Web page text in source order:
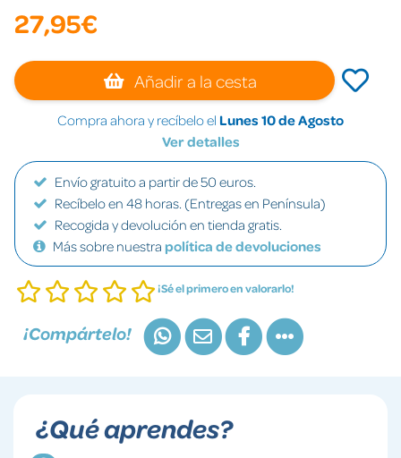
27,95€
Añadir a la cesta
Compra ahora y recíbelo el Lunes 10 de Agosto
Ver detalles
Envío gratuito a partir de 50 euros.
Recíbelo en 48 horas. (Entregas en Península)
Recogida y devolución en tienda gratis.
Más sobre nuestra política de devoluciones
¡Sé el primero en valorarlo!
¡Compártelo!
¿Qué aprendes?